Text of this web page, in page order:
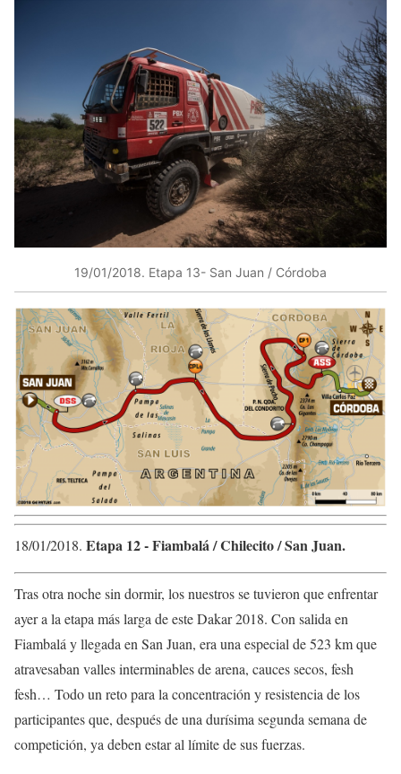
19/01/2018​. Etapa 13- San Juan / Córdoba
18/01/2018​. Etapa 12 ​- ​Fiambalá / Chilecito / San Juan.
Tras otra noche sin dormir, los nuestros se tuvieron que enfrentar
ayer a la etapa más larga de este Dakar 2018. Con salida en
Fiambalá y llegada en San Juan, era una especial de 523 km que
atravesaban valles interminables de arena, cauces secos, fesh
fesh… Todo un reto para la concentración y resistencia de los
participantes que, después de una durísima segunda semana de
competición, ya deben estar al límite de sus fuerzas.